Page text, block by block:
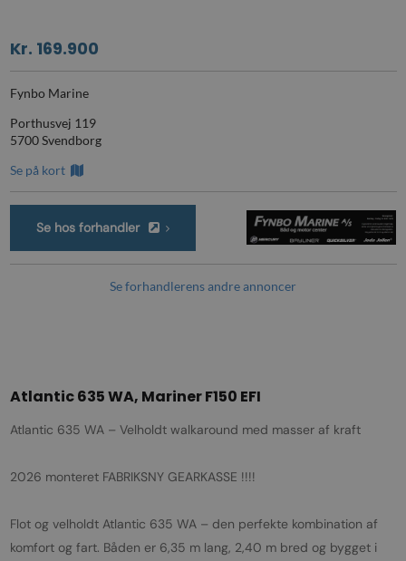
Kr. 169.900
Fynbo Marine
Porthusvej 119
5700 Svendborg
Se på kort
Se hos forhandler
Se forhandlerens andre annoncer
Atlantic 635 WA, Mariner F150 EFI
Atlantic 635 WA – Velholdt walkaround med masser af kraft
2026 monteret FABRIKSNY GEARKASSE !!!!
Flot og velholdt Atlantic 635 WA – den perfekte kombination af
komfort og fart. Båden er 6,35 m lang, 2,40 m bred og bygget i